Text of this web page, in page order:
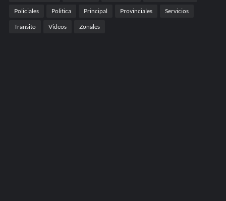
Policiales Politica Principal Provinciales Servicios
Transito Videos Zonales